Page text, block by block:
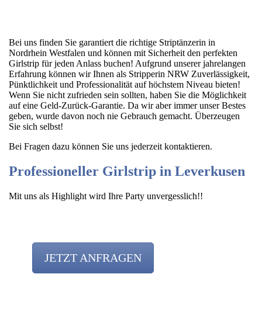
Bei uns finden Sie garantiert die richtige Striptänzerin in
Nordrhein Westfalen und können mit Sicherheit den perfekten
Girlstrip für jeden Anlass buchen! Aufgrund unserer jahrelangen
Erfahrung können wir Ihnen als Stripperin NRW Zuverlässigkeit,
Pünktlichkeit und Professionalität auf höchstem Niveau bieten!
Wenn Sie nicht zufrieden sein sollten, haben Sie die Möglichkeit
auf eine Geld-Zurück-Garantie. Da wir aber immer unser Bestes
geben, wurde davon noch nie Gebrauch gemacht. Überzeugen
Sie sich selbst!
Bei Fragen dazu können Sie uns jederzeit kontaktieren.
Professioneller Girlstrip in Leverkusen
Mit uns als Highlight wird Ihre Party unvergesslich!!
JETZT ANFRAGEN